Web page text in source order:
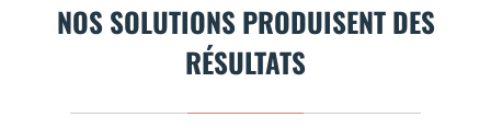
NOS SOLUTIONS PRODUISENT DES
RÉSULTATS